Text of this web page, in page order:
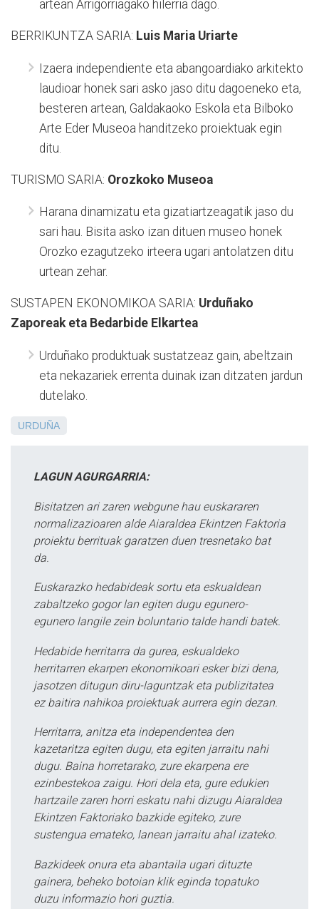
artean Arrigorriagako hilerria dago.
BERRIKUNTZA SARIA: Luis Maria Uriarte
Izaera independiente eta abangoardiako arkitekto
laudioar honek sari asko jaso ditu dagoeneko eta,
besteren artean, Galdakaoko Eskola eta Bilboko
Arte Eder Museoa handitzeko proiektuak egin
ditu.
TURISMO SARIA: Orozkoko Museoa
Harana dinamizatu eta gizatiartzeagatik jaso du
sari hau. Bisita asko izan dituen museo honek
Orozko ezagutzeko irteera ugari antolatzen ditu
urtean zehar.
SUSTAPEN EKONOMIKOA SARIA: Urduñako
Zaporeak eta Bedarbide Elkartea
Urduñako produktuak sustatzeaz gain, abeltzain
eta nekazariek errenta duinak izan ditzaten jardun
dutelako.
URDUÑA
LAGUN AGURGARRIA:
Bisitatzen ari zaren webgune hau euskararen
normalizazioaren alde Aiaraldea Ekintzen Faktoria
proiektu berrituak garatzen duen tresnetako bat
da.
Euskarazko hedabideak sortu eta eskualdean
zabaltzeko gogor lan egiten dugu egunero-
egunero langile zein boluntario talde handi batek.
Hedabide herritarra da gurea, eskualdeko
herritarren ekarpen ekonomikoari esker bizi dena,
jasotzen ditugun diru-laguntzak eta publizitatea
ez baitira nahikoa proiektuak aurrera egin dezan.
Herritarra, anitza eta independentea den
kazetaritza egiten dugu, eta egiten jarraitu nahi
dugu. Baina horretarako, zure ekarpena ere
ezinbestekoa zaigu. Hori dela eta, gure edukien
hartzaile zaren horri eskatu nahi dizugu Aiaraldea
Ekintzen Faktoriako bazkide egiteko, zure
sustengua emateko, lanean jarraitu ahal izateko.
Bazkideek onura eta abantaila ugari dituzte
gainera, beheko botoian klik eginda topatuko
duzu informazio hori guztia.